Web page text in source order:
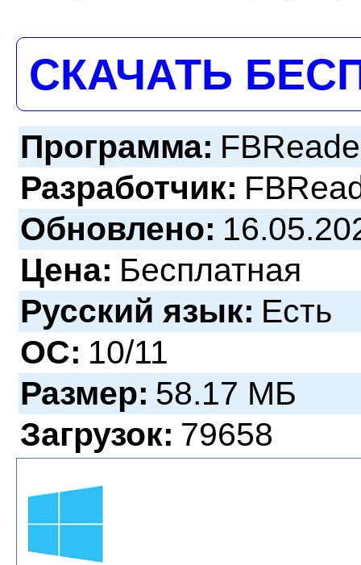
СКАЧАТЬ
Программа:
Разработчик:
Обновлено:
Цена: Бесплатная
Русский язык: Есть
ОС: 10/11
Размер: 58.17 МБ
Загрузок: 79658